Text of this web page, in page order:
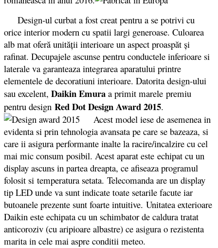
Design-ul curbat a fost creat pentru a se potrivi cu
orice interior modern cu spatii largi generoase. Culoarea
alb mat oferă unităţii interioare un aspect proaspăt şi
rafinat. Decupajele ascunse pentru conductele inferioare si
laterale va garanteaza integrarea aparatului printre
elementele de decoratiuni interioare. Datorita design-ului
sau excelent, Daikin Emura a primit marele premiu
pentru design Red Dot Design Award 2015.
Acest model iese de asemenea in
evidenta si prin tehnologia avansata pe care se bazeaza, si
care ii asigura performante inalte la racire/incalzire cu cel
mai mic consum posibil. Acest aparat este echipat cu un
display ascuns in partea dreapta, ce afiseaza programul
folosit si temperatura setata. Telecomanda are un display
tip LED unde va sunt indicate toate setarile facute iar
butoanele prezente sunt foarte intuitive. Unitatea exterioare
Daikin este echipata cu un schimbator de caldura tratat
anticoroziv (cu aripioare albastre) ce asigura o rezistenta
marita in cele mai aspre conditii meteo.